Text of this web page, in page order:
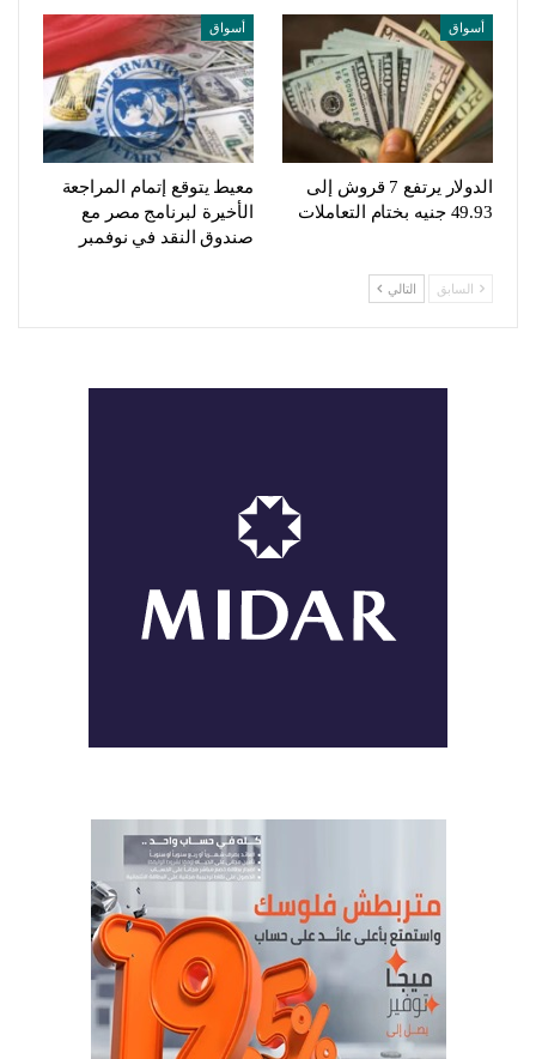
أسواق
الدولار يرتفع 7 قروش إلى
49.93 جنيه بختام التعاملات
أسواق
معيط يتوقع إتمام المراجعة
الأخيرة لبرنامج مصر مع
صندوق النقد في نوفمبر
السابق التالي